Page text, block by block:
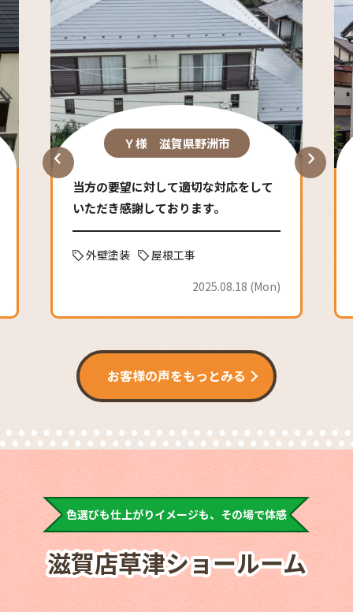
5 months ago
外壁、屋根の塗装でお世
話になりました。3社から見積、説明を受
けましたが、内容に違和感がなく、価格
面でもメリットがありましたので塗り達
さんにお願いしました。
塗装に来られた職人さんも、毎日開始、
終了時には声をかけて頂き、安心してお
任せする事ができました。
山内忍
6 months ago
外壁塗装を検討していた
ので相談をさせてもらったところ丁寧に
後に塗り達　滋賀店さんに
決めました。その後の打ち合わせも回数
して
外壁塗装、屋根の葺き替
え工事を依頼しましたが、営業の方の人
柄も良く色やデザインもパソコンの自宅
の画像を使い、施工後のイメージもわか
りやすかったです。金額も住宅メーカー
より安く助かりました。
S H (S.H)
10 months ago
普通あまり選ばない色の
E様 滋賀県大津市
家が生まれかわったようで毎日嬉しい
です。
外壁塗装
防水工事
2025.06.30 (Mon)
お客様の声をもっとみる
色選びも仕上がりイメージも、その場で体感
滋賀店草津ショールーム